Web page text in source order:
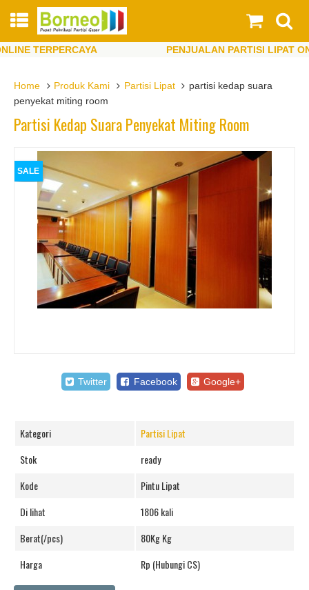
TERPERCAYA
PENJUALAN PARTISI LIPAT
Home
Produk Kami Partisi Lipat
partisi kedap suara
penyekat miting room
Partisi Kedap Suara Penyekat Miting Room
SALE
Twitter Facebook Google+
Kategori
Partisi Lipat
Stok
ready
Kode
Pintu Lipat
Di lihat
1806 kali
Berat(/pcs)
80Kg Kg
Harga
Rp (Hubungi CS)